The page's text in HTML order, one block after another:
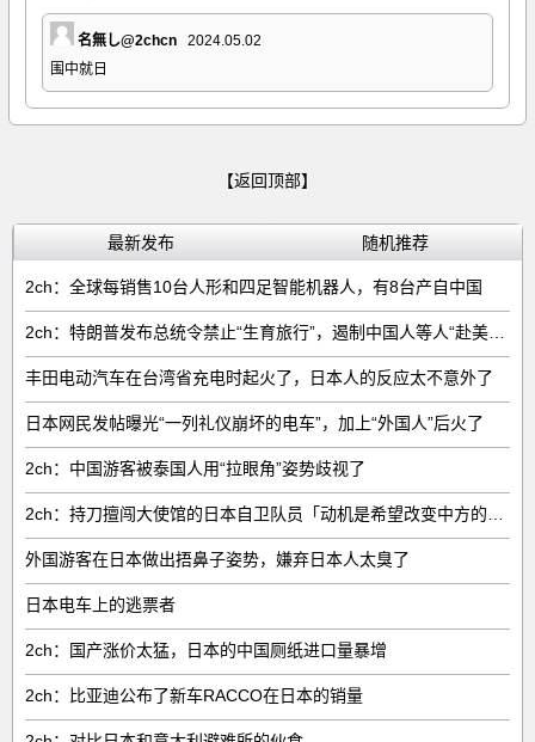
名無し@2chcn
2024.05.02
围中就日
【返回顶部】
最新发布 随机推荐
2ch：全球每销售‌10台人形和四足智能机器人‌，有‌8台‌产自中国
丰田电动汽车在台湾省充电时起火了，日本人的反应太不意外了
日本网民发帖曝光“一列礼仪崩坏的电车”，加上“外国人”后火了
2ch：中国游客被泰国人用“拉眼角”姿势歧视了
外国游客在日本做出捂鼻子姿势，嫌弃日本人太臭了
日本电车上的逃票者
2ch：国产涨价太猛，日本的中国厕纸进口量暴增
2ch：比亚迪公布了新车RACCO在日本的销量